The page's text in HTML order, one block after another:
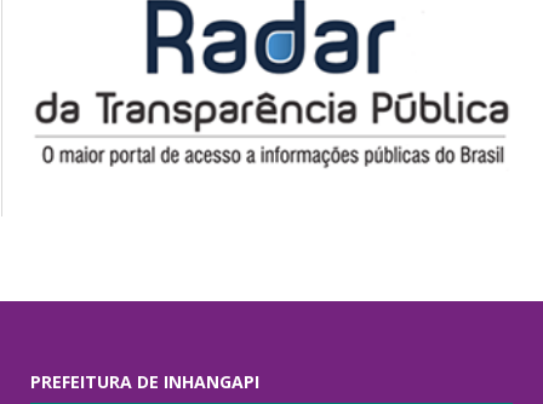
PREFEITURA DE INHANGAPI